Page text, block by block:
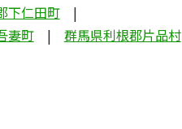
下仁田町
妻町
群馬県利根郡片品村